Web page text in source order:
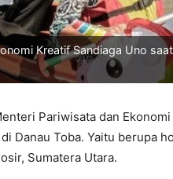
Kreatif Sandiaga Uno
Pariwisata dan
Danau Toba. Yaitu berupa
Sumatera Utara.